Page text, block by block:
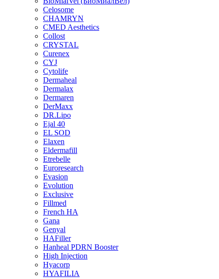
Celosome
CHAMRYN
CMED Aesthetics
Collost
CRYSTAL
Curenex
CYJ
Cytolife
Dermaheal
Dermalax
Dermaren
DerMaxx
DR.Lipo
Ejal 40
EL SOD
Elaxen
Eldermafill
Etrebelle
Euroresearch
Evasion
Evolution
Exclusive
Fillmed
French HA
Gana
Genyal
HAFiller
Hanheal PDRN Booster
High Injection
Hyacorp
HYAFILIA